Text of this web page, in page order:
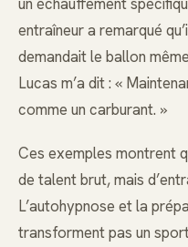
entraîneur a remarqué
demandait le ballon
Lucas m’a dit : «
comme un carburant. »
Ces exemples montrent
de talent brut, mais
L’autohypnose et la
transforment pas un